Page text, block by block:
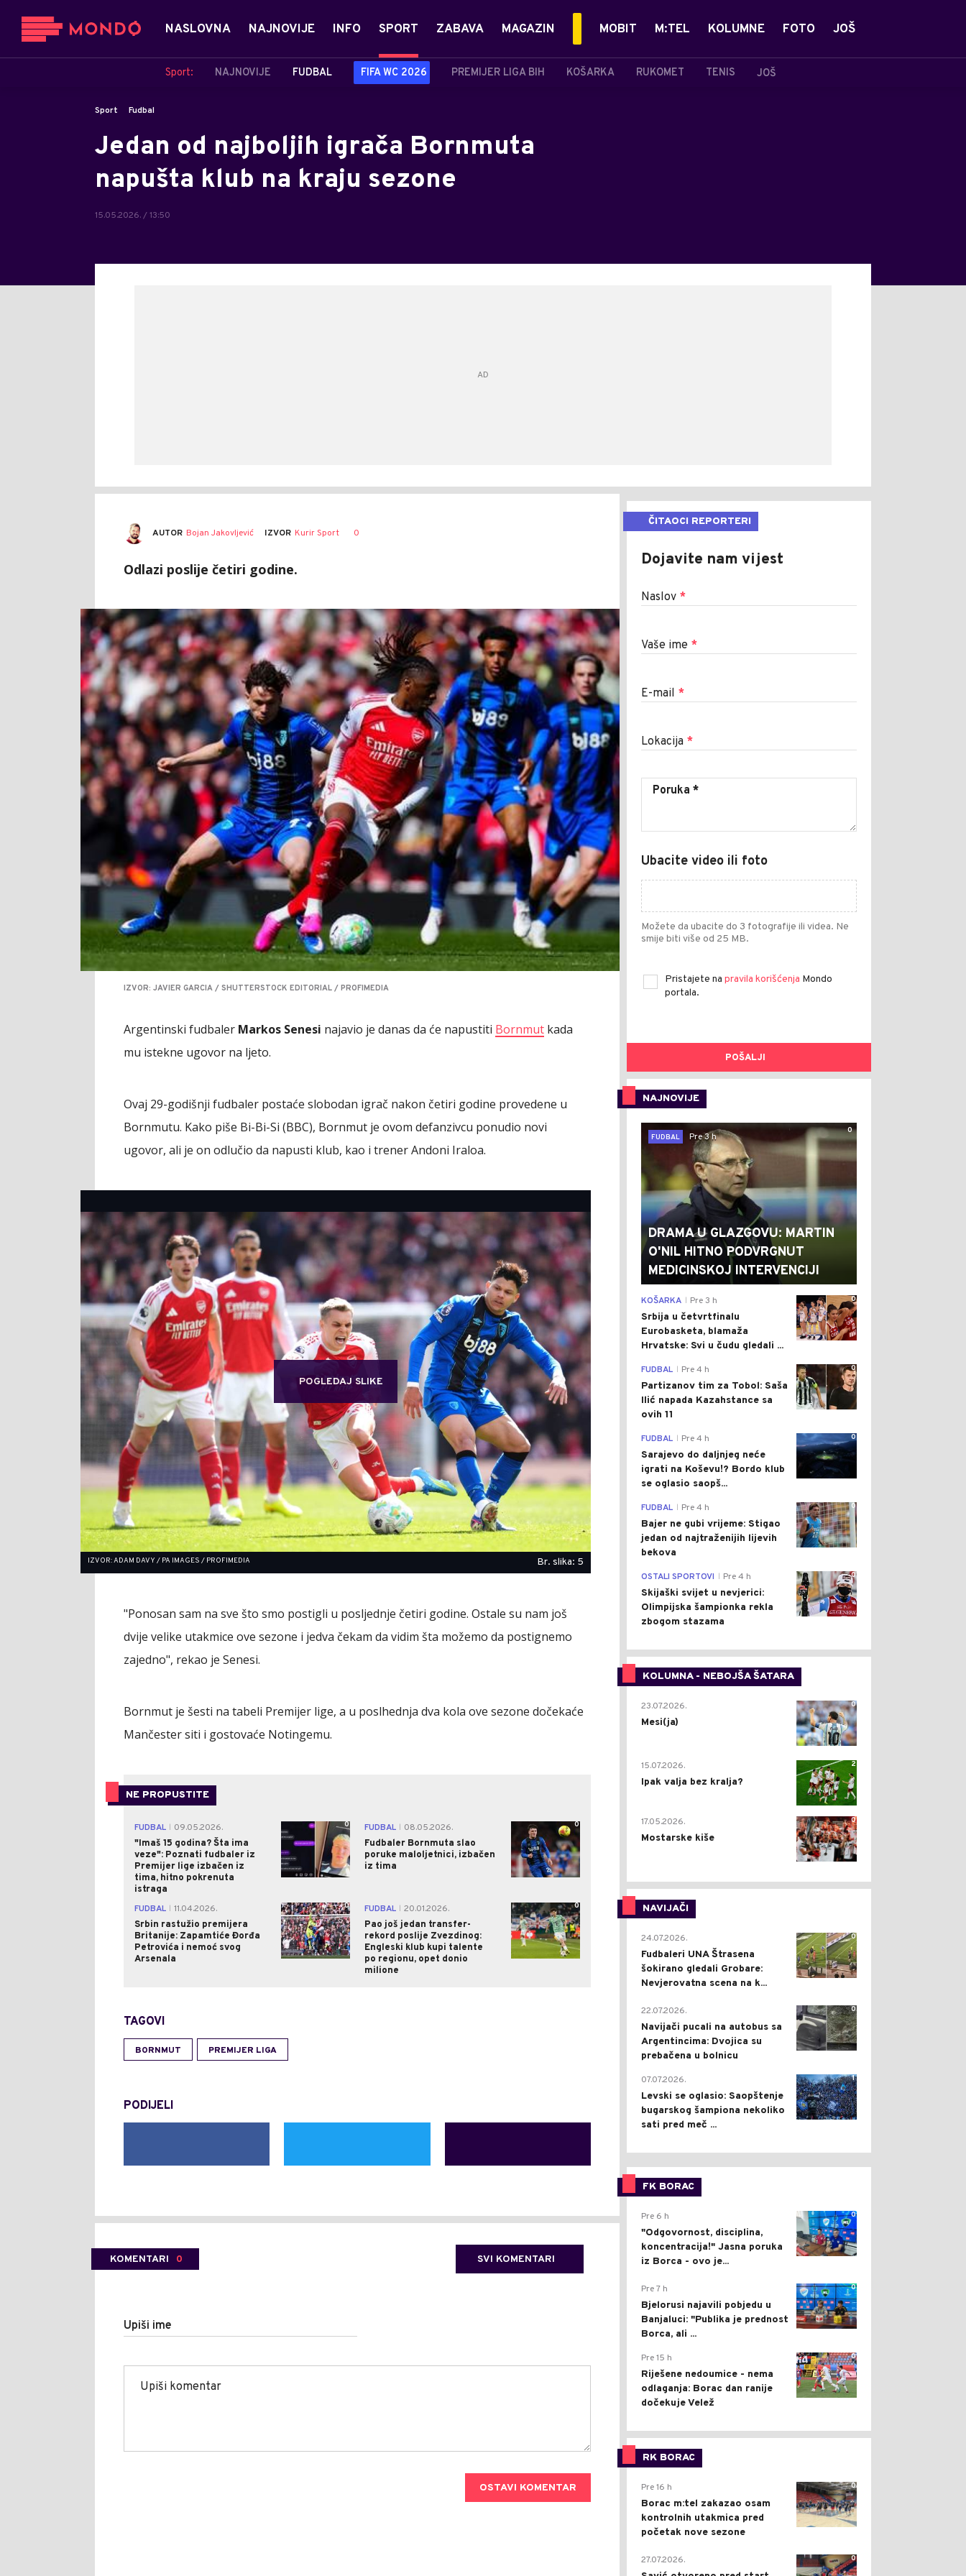
NASLOVNA NAJNOVIJE INFO SPORT
Sport: NAJNOVIJE FUDBAL FIFA WC 2026 PREMIJER LIGA BIH KOŠARKA RUKOMET TENIS JOŠ
ZABAVA MAGAZIN MOBIT M:TEL KOLUMNE FOTO JOŠ
Sport Fudbal
Jedan od najboljih igrača Bornmuta
napušta klub na kraju sezone
15.05.2026. / 13:50
AUTOR Bojan Jakovljević IZVOR Kurir Sport 0
Odlazi poslije četiri godine.
IZVOR: JAVIER GARCIA / SHUTTERSTOCK EDITORIAL / PROFIMEDIA
Argentinski fudbaler Markos Senesi najavio je danas da će napustiti Bornmut kada
mu istekne ugovor na ljeto.
Ovaj 29-godišnji fudbaler postaće slobodan igrač nakon četiri godine provedene u
Bornmutu. Kako piše Bi-Bi-Si (BBC), Bornmut je ovom defanzivcu ponudio novi
ugovor, ali je on odlučio da napusti klub, kao i trener Andoni Iraloa.
POGLEDAJ SLIKE
IZVOR: ADAM DAVY / PA IMAGES / PROFIMEDIA Br. slika: 5
"Ponosan sam na sve što smo postigli u posljednje četiri godine. Ostale su nam još
dvije velike utakmice ove sezone i jedva čekam da vidim šta možemo da postignemo
zajedno", rekao je Senesi.
Bornmut je šesti na tabeli Premijer lige, a u poslhednja dva kola ove sezone dočekaće
Mančester siti i gostovaće Notingemu.
NE PROPUSTITE
FUDBAL
09.05.2026.
"Imaš 15 godina? Šta ima
veze": Poznati fudbaler iz
Premijer lige izbačen iz
tima, hitno pokrenuta
istraga
0 FUDBAL
08.05.2026.
Fudbaler Bornmuta slao
poruke maloljetnici, izbačen
iz tima
0
FUDBAL
11.04.2026.
Srbin rastužio premijera
Britanije: Zapamtiće Đorđa
Petrovića i nemoć svog
Arsenala
0 FUDBAL
20.01.2026.
Pao još jedan transfer-
rekord poslije Zvezdinog:
Engleski klub kupi talente
po regionu, opet donio
milione
0
TAGOVI
BORNMUT PREMIJER LIGA
PODIJELI
KOMENTARI 0 SVI KOMENTARI
Upiši ime
OSTAVI KOMENTAR
ČITAOCI REPORTERI
Dojavite nam vijest
Naslov *
Vaše ime *
E-mail *
Lokacija *
Ubacite video ili foto
Možete da ubacite do 3 fotografije ili videa. Ne
smije biti više od 25 MB.
Pristajete na pravila korišćenja Mondo
portala.
POŠALJI
NAJNOVIJE
0
FUDBAL
Pre 3 h
DRAMA U GLAZGOVU: MARTIN
O'NIL HITNO PODVRGNUT
MEDICINSKOJ INTERVENCIJI
0
KOŠARKA Pre 3 h
Srbija u četvrtfinalu
Eurobasketa, blamaža
Hrvatske: Svi u čudu gledali ...
0
FUDBAL Pre 4 h
Partizanov tim za Tobol: Saša
Ilić napada Kazahstance sa
ovih 11
0
FUDBAL Pre 4 h
Sarajevo do daljnjeg neće
igrati na Koševu!? Bordo klub
se oglasio saopš...
0
FUDBAL Pre 4 h
Bajer ne gubi vrijeme: Stigao
jedan od najtraženijih lijevih
bekova
0
OSTALI SPORTOVI Pre 4 h
Skijaški svijet u nevjerici:
Olimpijska šampionka rekla
zbogom stazama
KOLUMNA - NEBOJŠA ŠATARA
0
23.07.2026.
Mesi(ja)
2
15.07.2026.
Ipak valja bez kralja?
0
17.05.2026.
Mostarske kiše
NAVIJAČI
0
24.07.2026.
Fudbaleri UNA Štrasena
šokirano gledali Grobare:
Nevjerovatna scena na k...
0
22.07.2026.
Navijači pucali na autobus sa
Argentincima: Dvojica su
prebačena u bolnicu
1
07.07.2026.
Levski se oglasio: Saopštenje
bugarskog šampiona nekoliko
sati pred meč ...
FK BORAC
0
Pre 6 h
"Odgovornost, disciplina,
koncentracija!" Jasna poruka
iz Borca - ovo je...
0
Pre 7 h
Bjelorusi najavili pobjedu u
Banjaluci: "Publika je prednost
Borca, ali ...
0
Pre 15 h
Riješene nedoumice - nema
odlaganja: Borac dan ranije
dočekuje Velež
RK BORAC
0
Pre 16 h
Borac m:tel zakazao osam
kontrolnih utakmica pred
početak nove sezone
0
27.07.2026.